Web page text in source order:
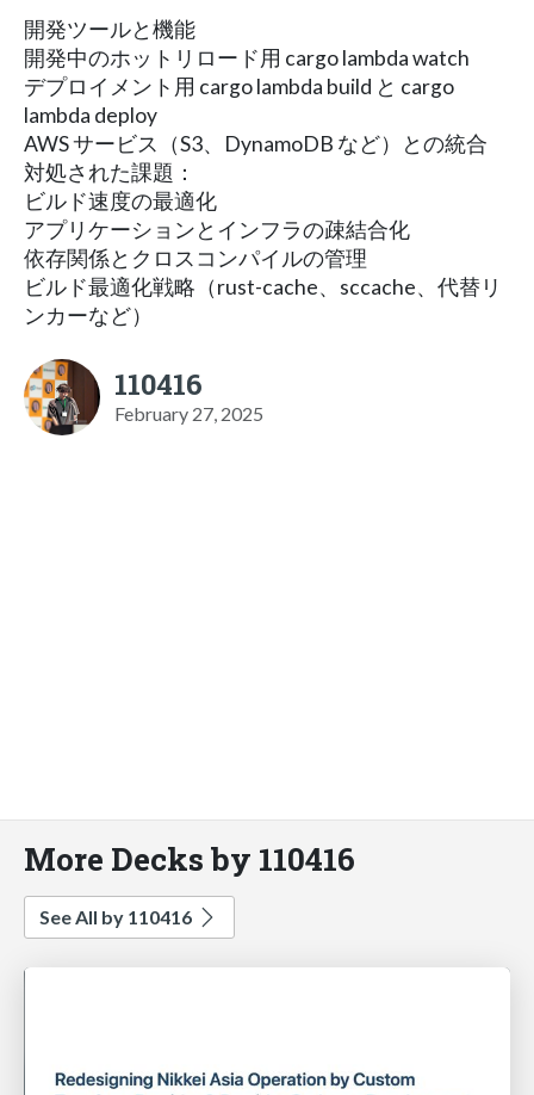
開発ツールと機能
開発中のホットリロード用 cargo lambda watch
デプロイメント用 cargo lambda build と cargo
lambda deploy
AWS サービス（S3、DynamoDB など）との統合
対処された課題：
ビルド速度の最適化
アプリケーションとインフラの疎結合化
依存関係とクロスコンパイルの管理
ビルド最適化戦略（rust-cache、sccache、代替リ
ンカーなど）
110416
February 27, 2025
More Decks by 110416
See All by 110416